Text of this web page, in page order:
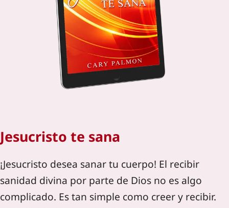
Jesucristo te sana
¡Jesucristo desea sanar tu cuerpo! El recibir
sanidad divina por parte de Dios no es algo
complicado. Es tan simple como creer y recibir.